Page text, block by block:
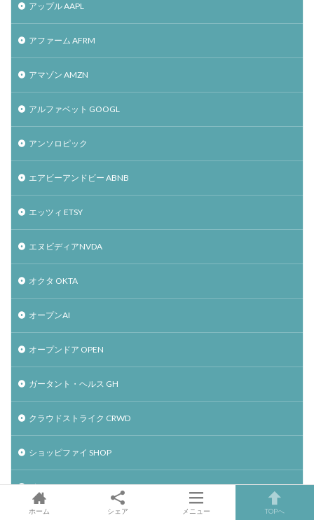
アップル AAPL
アファーム AFRM
アマゾン AMZN
アルファベット GOOGL
アンソロピック
エアビーアンドビー ABNB
エッツィ ETSY
エヌビディアNVDA
オクタ OKTA
オープンAI
オープンドア OPEN
ガータント・ヘルス GH
クラウドストライク CRWD
ショッピファイ SHOP
ジロー ZG
ホーム シェア メニュー TOPへ